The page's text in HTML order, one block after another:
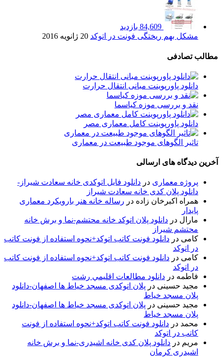
84,609 بازدید
مشکل بهم ریختگی فونت در اتوکد 20 ژانویه 2016
مطالب تصادفی
دانلود پاورپوینت مبانی انتقال حرارت
نقد و بررسی موزه کیاسما
دانلود پاورپوینت کامل معماری مصر
تاثیر الگوهای موجود طبیعت در معماری
آخرین دیدگاه های ارسالی
پروژه معماری در دانلود فایل اتوکدی خانه سعادت شیراز-
دانلود پلان کدی خانه سعادت شیراز
همراه اکبرخان زاده در رساله خانه هنر بارویکرد معماری
پایدار
مارال در دانلود پلان اتوکد خانه محتشم-نما و برش خانه
محتشم شیراز
کامی در دانلود فونت کاتب اتوکد+نحوه استفاده از فونت کاتب
در اتوکد
کامی در دانلود فونت کاتب اتوکد+نحوه استفاده از فونت کاتب
در اتوکد
فاطمه در دانلود مطالعات اقليمي رشت
مجید حسینی در پلان اتوکدی مسجد خیاط ها اصفهان-دانلود
پلان مسجد خیاط
مجید حسینی در پلان اتوکدی مسجد خیاط ها اصفهان-دانلود
پلان مسجد خیاط
محمد در دانلود فونت کاتب اتوکد+نحوه استفاده از فونت
کاتب در اتوکد
مریم در دانلود پلان کدی خانه اشیدری-نما و برش خانه
اشیدری کرمان